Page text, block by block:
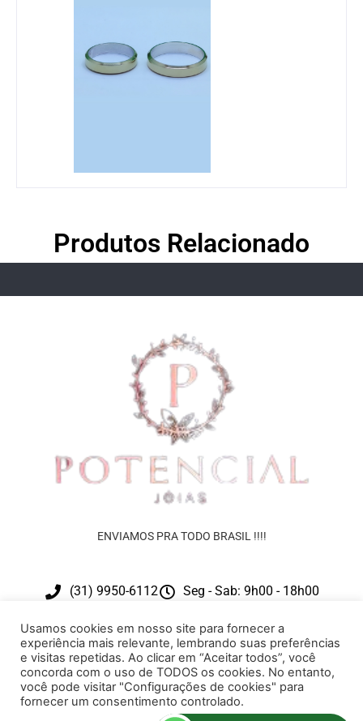
Produtos Relacionado
ENVIAMOS PRA TODO BRASIL !!!!
(31) 9950-6112
Seg - Sab: 9h00 - 18h00
Usamos cookies em nosso site para fornecer a
experiência mais relevante, lembrando suas preferências
e visitas repetidas. Ao clicar em “Aceitar todos”, você
concorda com o uso de TODOS os cookies. No entanto,
você pode visitar "Configurações de cookies" para
fornecer um consentimento controlado.